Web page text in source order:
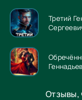
Третий
Отзывы,